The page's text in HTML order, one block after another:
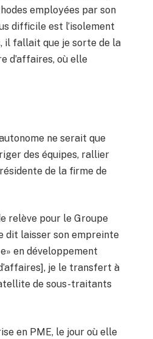
employées par son
difficile est l’isolement
il fallait que je sorte de la
d’affaires, où elle
ne serait que
des équipes, rallier
de la firme de
relève pour le Groupe
dit laisser son empreinte
en développement
je le transfert à
de sous-traitants
en PME, le jour où elle